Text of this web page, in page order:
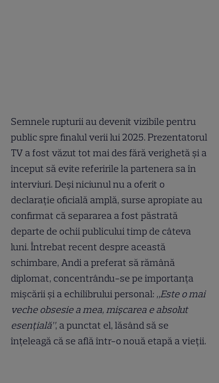
Semnele rupturii au devenit vizibile pentru
public spre finalul verii lui 2025. Prezentatorul
TV a fost văzut tot mai des fără verighetă și a
început să evite referirile la partenera sa în
interviuri. Deși niciunul nu a oferit o
declarație oficială amplă, surse apropiate au
confirmat că separarea a fost păstrată
departe de ochii publicului timp de câteva
luni. Întrebat recent despre această
schimbare, Andi a preferat să rămână
diplomat, concentrându-se pe importanța
mișcării și a echilibrului personal: „Este o mai
veche obsesie a mea, mișcarea e absolut
esențială”, a punctat el, lăsând să se
înțeleagă că se află într-o nouă etapă a vieții.